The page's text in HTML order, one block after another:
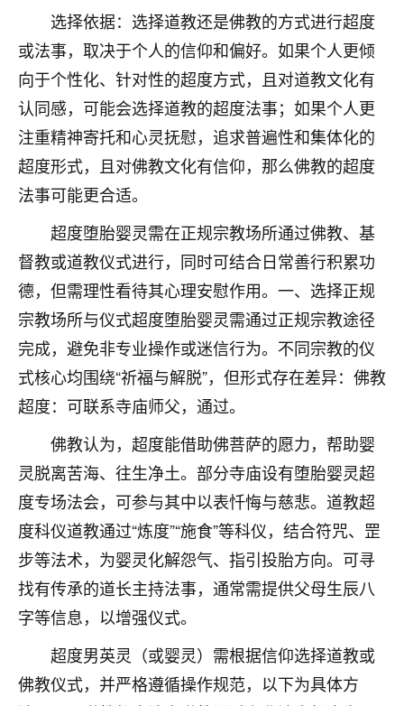
选择依据：选择道教还是佛教的方式进行超度
或法事，取决于个人的信仰和偏好。如果个人更倾
向于个性化、针对性的超度方式，且对道教文化有
认同感，可能会选择道教的超度法事；如果个人更
注重精神寄托和心灵抚慰，追求普遍性和集体化的
超度形式，且对佛教文化有信仰，那么佛教的超度
法事可能更合适。
超度堕胎婴灵需在正规宗教场所通过佛教、基
督教或道教仪式进行，同时可结合日常善行积累功
德，但需理性看待其心理安慰作用。一、选择正规
宗教场所与仪式超度堕胎婴灵需通过正规宗教途径
完成，避免非专业操作或迷信行为。不同宗教的仪
式核心均围绕“祈福与解脱”，但形式存在差异：佛教
超度：可联系寺庙师父，通过。
佛教认为，超度能借助佛菩萨的愿力，帮助婴
灵脱离苦海、往生净土。部分寺庙设有堕胎婴灵超
度专场法会，可参与其中以表忏悔与慈悲。道教超
度科仪道教通过“炼度”“施食”等科仪，结合符咒、罡
步等法术，为婴灵化解怨气、指引投胎方向。可寻
找有传承的道长主持法事，通常需提供父母生辰八
字等信息，以增强仪式。
超度男英灵（或婴灵）需根据信仰选择道教或
佛教仪式，并严格遵循操作规范，以下为具体方
心若莲花
我是做餐饮的，这两年，生意屡屡受挫，店开一家关
一家，要么生意不好，生意好的就出事。前些年攒的
家底快败光了，真是倒霉！我也想找人看看到底怎么
回事？
鹿森：你可以找老师看看，人有时不服命不行
啊！
太阳当空赵
是我从找店开始都是找慧来老师跟进的，选
址、风水、还有开业日子，哪哪都看了，虽然
大环境不好，但是我家生意还可以，前几天又
刚找老师做了补财库，希望财运更好一点！
2小时前 来自海南 18
梦醒时分
我女儿高二叛逆，大半年不上学，一说她就要死要活
的，把我们两口子愁的不行，朋友给我推荐的慧来老
做完，我女儿跟变了个人一样，不期望她能考多好的
大学，只要能安安稳稳的把书读了，身体心理都健健
康康的我就很知足了！
鹿森：可怜天下父母心啊！
3小时前 来自河北 16
付深
三个，找老师的时候是抱着侥幸心理，没想到老师看
着我晋升有望，我半信半疑的按照老师建议，做了化
太岁还有一个发钱粮，本来年前的人事调整，拖到年